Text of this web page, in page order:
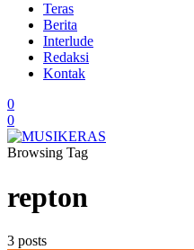
Teras
Berita
Interlude
Redaksi
Kontak
0
0
Browsing Tag
repton
3 posts